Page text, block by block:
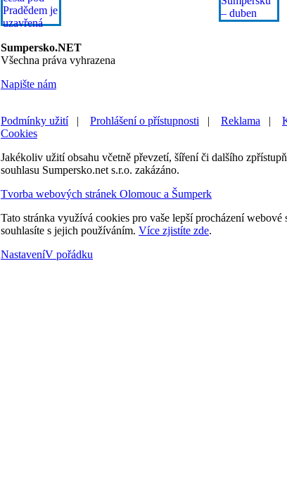
Sumpersko.NET
Všechna práva vyhrazena
Napište nám
Podmínky užití Prohlášení o přístupnosti Reklama
Cookies
Jakékoliv užití obsahu včetně převzetí, šíření či dalšího
souhlasu Sumpersko.net s.r.o. zakázáno.
Tvorba webových stránek Olomouc a Šumperk
Tato stránka využívá cookies pro vaše lepší procházení webové
souhlasíte s jejich používáním. Více zjistíte zde.
NastaveníV pořádku